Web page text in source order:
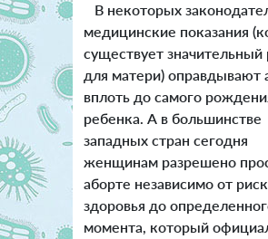
В некоторых
медицинские показания
существует значительный
для матери) оправдывают
вплоть до самого
ребенка. А в большинстве
западных стран сегодня
женщинам разрешено
аборте независимо от
здоровья до
момента, который